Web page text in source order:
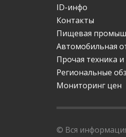
ID-инфо
Контакты
Пищевая
Автомобильная
Прочая техника
Региональные
Мониторинг цен
© Вся